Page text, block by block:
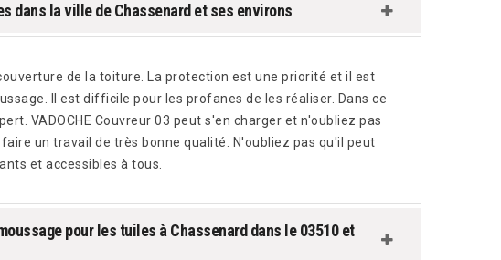
dans la ville de Chassenard et ses environs
de la toiture. La protection est une priorité et il est
Il est difficile pour les profanes de les réaliser. Dans ce
VADOCHE Couvreur 03 peut s'en charger et n'oubliez pas
un travail de très bonne qualité. N'oubliez pas qu'il peut
et accessibles à tous.
pour les tuiles à Chassenard dans le 03510 et